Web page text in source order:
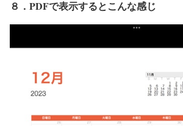
８．PDFで表示するとこんな感じ